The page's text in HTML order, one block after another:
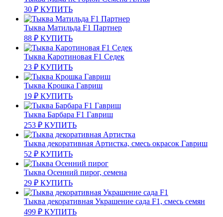
30 ₽ КУПИТЬ
Тыква Матильда F1 Партнер
88 ₽ КУПИТЬ
Тыква Каротиновая F1 Седек
23 ₽ КУПИТЬ
Тыква Крошка Гавриш
19 ₽ КУПИТЬ
Тыква Барбара F1 Гавриш
253 ₽ КУПИТЬ
Тыква декоративная Артистка, смесь окрасок Гавриш
52 ₽ КУПИТЬ
Тыква Осенний пирог, семена
29 ₽ КУПИТЬ
Тыква декоративная Украшение сада F1, смесь семян
499 ₽ КУПИТЬ